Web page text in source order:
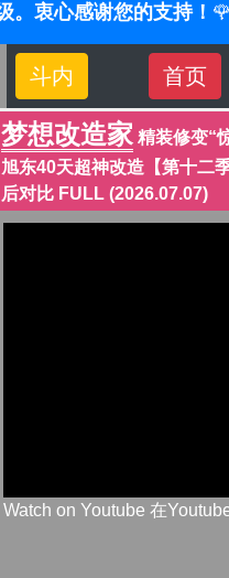
。衷心感谢您的支持！ 🌹
斗内 首页
梦想改造家 精装修变“
旭东40天超神改造【第十二
后对比 FULL (2026.07.07)
Watch on Youtube 在